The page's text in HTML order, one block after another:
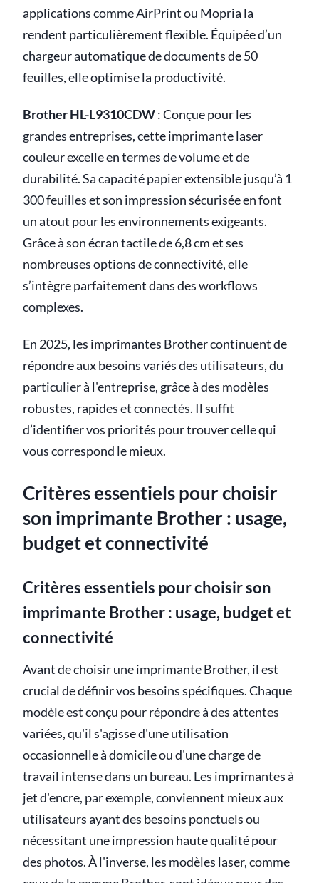
applications comme AirPrint ou Mopria la
rendent particulièrement flexible. Équipée d’un
chargeur automatique de documents de 50
feuilles, elle optimise la productivité.
Brother HL-L9310CDW: Conçue pour les
grandes entreprises, cette imprimante laser
couleur excelle en termes de volume et de
durabilité. Sa capacité papier extensible jusqu’à 1
300 feuilles et son impression sécurisée en font
un atout pour les environnements exigeants.
Grâce à son écran tactile de 6,8 cm et ses
nombreuses options de connectivité, elle
s’intègre parfaitement dans des workflows
complexes.
En 2025, les imprimantes Brother continuent de
répondre aux besoins variés des utilisateurs, du
particulier à l'entreprise, grâce à des modèles
robustes, rapides et connectés. Il suffit
d’identifier vos priorités pour trouver celle qui
vous correspond le mieux.
Critères essentiels pour choisir
son imprimante Brother : usage,
budget et connectivité
Critères essentiels pour choisir son
imprimante Brother : usage, budget et
connectivité
Avant de choisir une imprimante Brother, il est
crucial de définir vos besoins spécifiques. Chaque
modèle est conçu pour répondre à des attentes
variées, qu'il s'agisse d'une utilisation
occasionnelle à domicile ou d'une charge de
travail intense dans un bureau. Les imprimantes à
jet d'encre, par exemple, conviennent mieux aux
utilisateurs ayant des besoins ponctuels ou
nécessitant une impression haute qualité pour
des photos. À l'inverse, les modèles laser, comme